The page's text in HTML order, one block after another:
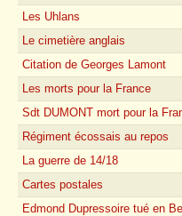
Les Uhlans
Le cimetière anglais
Citation de Georges Lamont
Les morts pour la France
Sdt DUMONT mort pour la
Régiment écossais au repos
La guerre de 14/18
Cartes postales
Edmond Dupressoire tué en